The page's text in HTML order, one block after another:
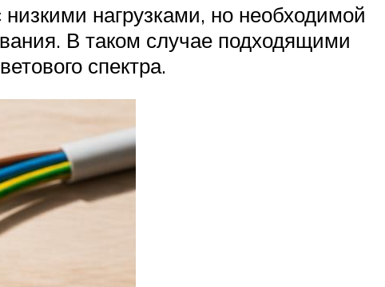
нагрузками, но необходимой
В таком случае подходящими
спектра.